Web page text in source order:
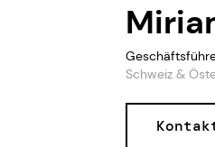
Schweiz &